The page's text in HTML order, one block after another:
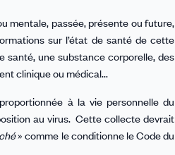
mentale, passée, présente ou future,
sur l’état de santé de cette
santé, une substance corporelle, des
clinique ou médical...
à la vie personnelle du
au virus. Cette collecte devrait
» comme le conditionne le Code du